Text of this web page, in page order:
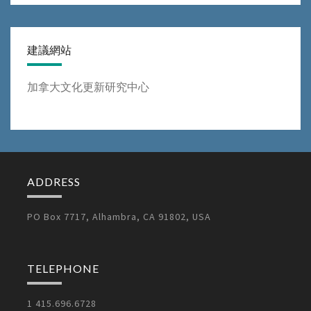
建議網站
加拿大文化更新研究中心
ADDRESS
PO Box 7717, Alhambra, CA 91802, USA
TELEPHONE
1 415.696.6728